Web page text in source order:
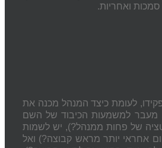
ואחריות.
לעומת כיצד המנהל מכנה את
מעבר למשמעות הכיבוד של השם
של פחות ממנהל?), יש לשמות
אחראי יותר מראש קבוצה?) ואל